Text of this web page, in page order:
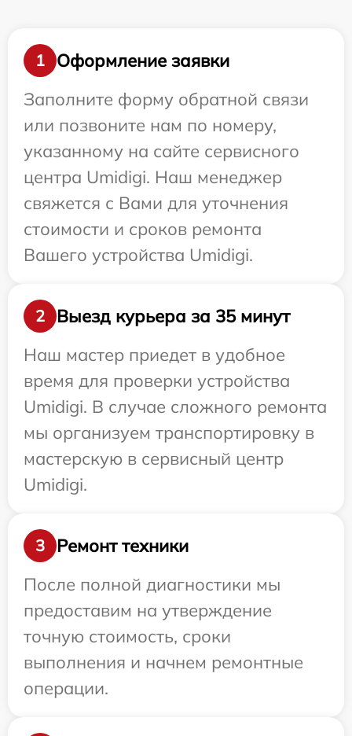
1
Оформление заявки
Заполните форму обратной связи
или позвоните нам по номеру,
указанному на сайте сервисного
центра Umidigi. Наш менеджер
свяжется с Вами для уточнения
стоимости и сроков ремонта
Вашего устройства Umidigi.
2
Выезд курьера за 35 минут
Наш мастер приедет в удобное
время для проверки устройства
Umidigi. В случае сложного ремонта
мы организуем транспортировку в
мастерскую в сервисный центр
Umidigi.
3
Ремонт техники
После полной диагностики мы
предоставим на утверждение
точную стоимость, сроки
выполнения и начнем ремонтные
операции.